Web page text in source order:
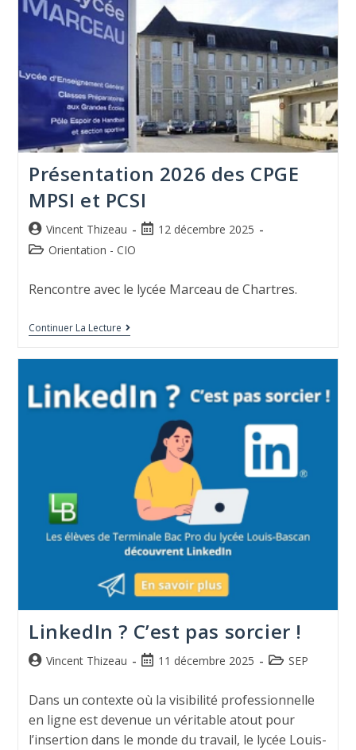
Présentation 2026 des CPGE
MPSI et PCSI
Vincent Thizeau
12 décembre 2025
Orientation - CIO
Rencontre avec le lycée Marceau de Chartres.
Continuer La Lecture
LinkedIn ? C’est pas sorcier !
Vincent Thizeau 11 décembre 2025 SEP
Dans un contexte où la visibilité professionnelle
en ligne est devenue un véritable atout pour
l’insertion dans le monde du travail, le lycée Louis-